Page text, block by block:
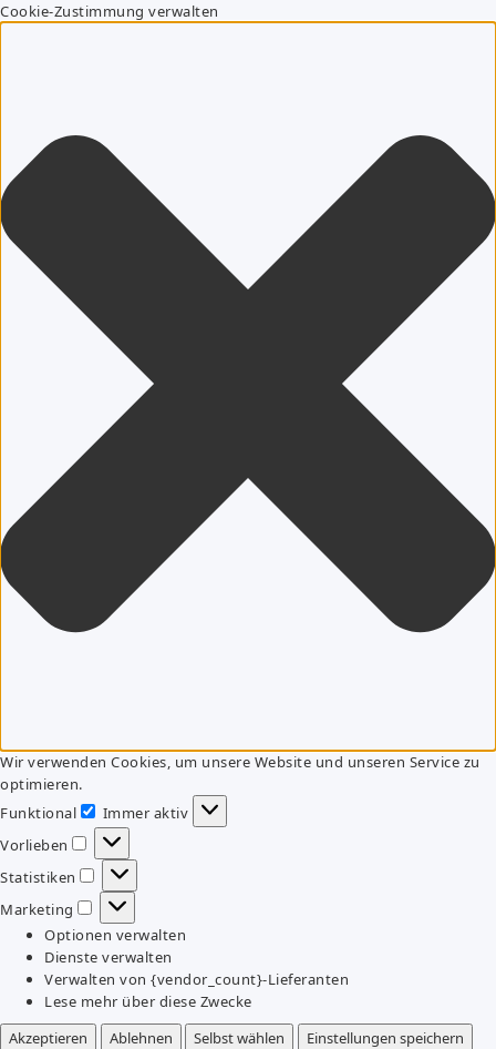
Cookie-Zustimmung verwalten
Wir verwenden Cookies, um unsere Website und unseren Service zu
optimieren.
Funktional
Funktional
Immer aktiv
Vorlieben
Vorlieben
Statistiken
Statistiken
Marketing
Marketing
Optionen verwalten
Dienste verwalten
Verwalten von {vendor_count}-Lieferanten
Lese mehr über diese Zwecke
Akzeptieren
Ablehnen Selbst wählen
Einstellungen speichern